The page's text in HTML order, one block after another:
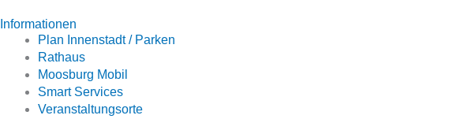
Informationen
Plan Innenstadt / Parken
Rathaus
Moosburg Mobil
Smart Services
Veranstaltungsorte